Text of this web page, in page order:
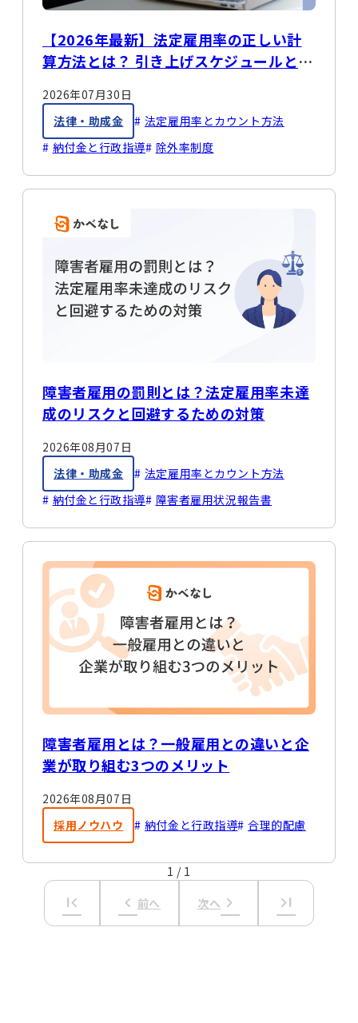
【2026年最新】法定雇用率の正しい計
算方法とは？ 引き上げスケジュールと達
2026年07月30日
法律・助成金
法定雇用率とカウント方法
納付金と行政指導
除外率制度
障害者雇用の罰則とは？法定雇用率未達
成のリスクと回避するための対策
2026年08月07日
法律・助成金
法定雇用率とカウント方法
納付金と行政指導
障害者雇用状況報告書
障害者雇用とは？一般雇用との違いと企
業が取り組む3つのメリット
2026年08月07日
採用ノウハウ
納付金と行政指導 合理的配慮
1 / 1
first_page keyboard_arrow_left 前へ 次へ keyboard_arrow_right last_page